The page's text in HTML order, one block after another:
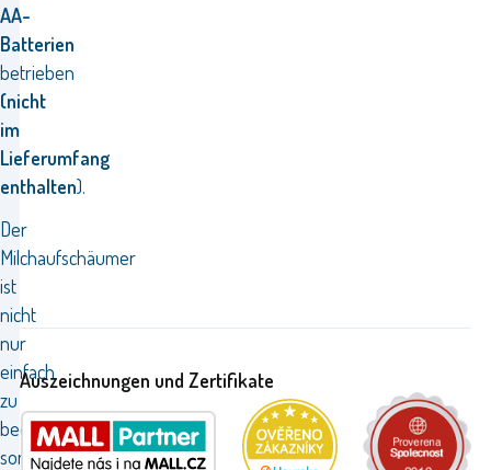
AA-
Batterien
betrieben
(nicht
im
Lieferumfang
enthalten).
Der
Milchaufschäumer
ist
nicht
nur
einfach
zu
bedienen,
sondern
Auszeichnungen und Zertifikate